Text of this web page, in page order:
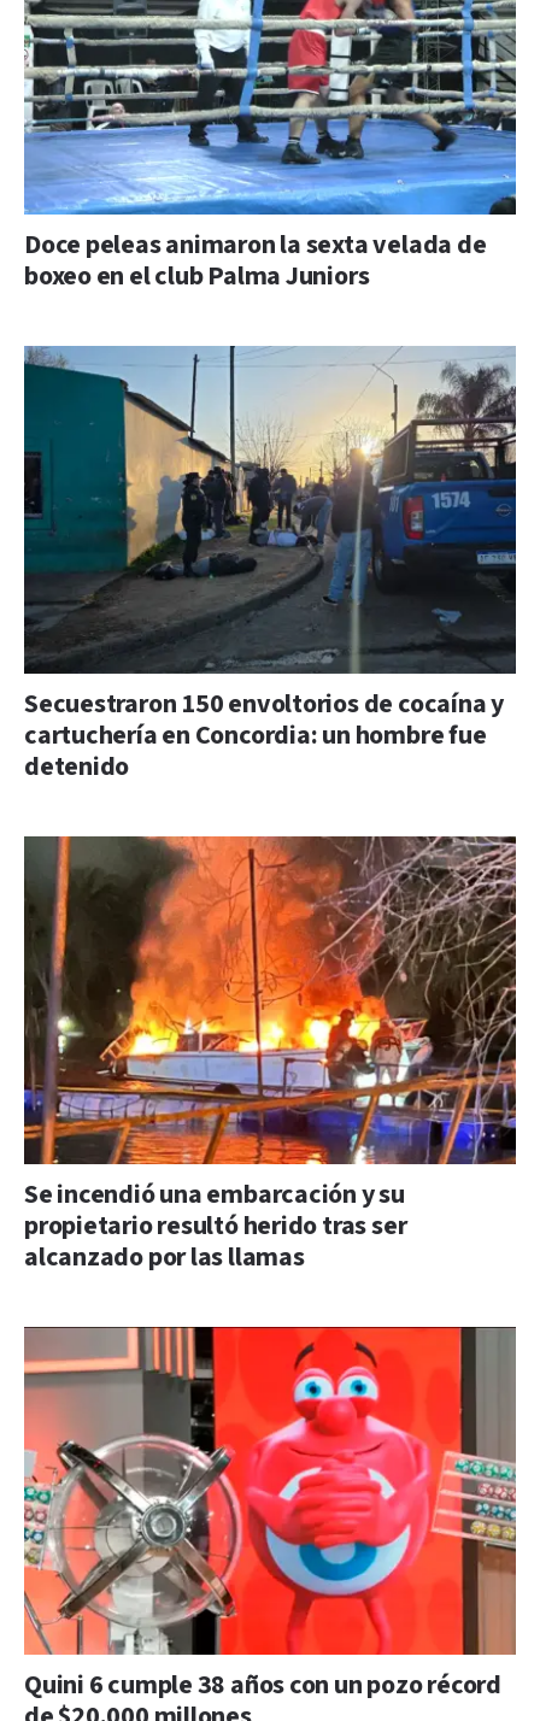
Doce peleas animaron la sexta velada de
boxeo en el club Palma Juniors
Secuestraron 150 envoltorios de cocaína y
cartuchería en Concordia: un hombre fue
detenido
Se incendió una embarcación y su
propietario resultó herido tras ser
alcanzado por las llamas
Quini 6 cumple 38 años con un pozo récord